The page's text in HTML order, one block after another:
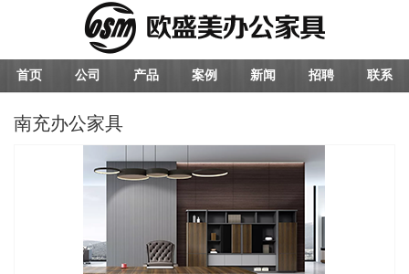
首页 公司 产品 案例 新闻 招聘 联系
南充办公家具